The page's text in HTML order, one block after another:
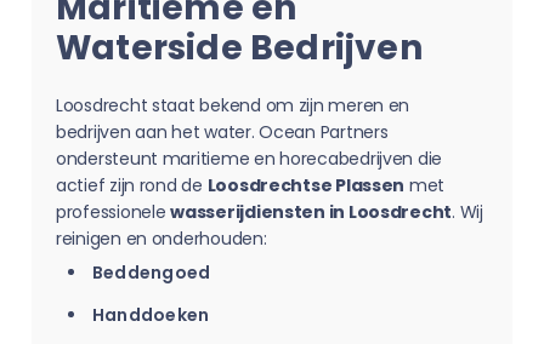
Waterside Bedrijven
Loosdrecht staat bekend om zijn meren en
bedrijven aan het water. Ocean Partners
ondersteunt maritieme en horecabedrijven die
actief zijn rond de Loosdrechtse Plassen met
professionelewasserijdiensten in Loosdrecht. Wij
reinigen en onderhouden:
Beddengoed
Handdoeken